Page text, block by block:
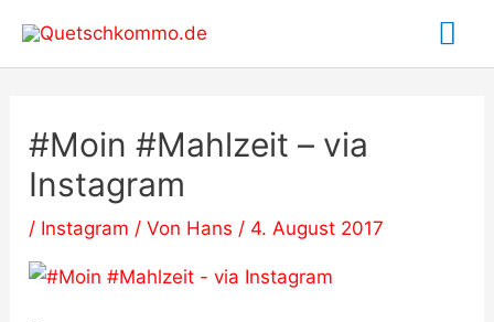
Inhalt
#Moin #Mahlzeit – via
Instagram
/ Instagram / Von Hans / 4. August 2017